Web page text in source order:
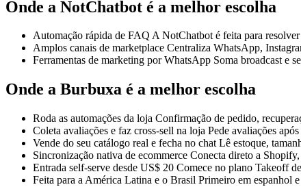
Onde a NotChatbot é a melhor escolha
Automação rápida de FAQ A NotChatbot é feita para
Amplos canais de marketplace Centraliza WhatsApp,
Ferramentas de marketing por WhatsApp Soma broadcast e
Onde a Burbuxa é a melhor escolha
Roda as automações da loja Confirmação de pedido,
Coleta avaliações e faz cross-sell na loja Pede avaliações
Vende do seu catálogo real e fecha no chat Lê estoque,
Sincronização nativa de ecommerce Conecta direto a
Entrada self-serve desde US$ 20 Comece no plano Takeoff
Feita para a América Latina e o Brasil Primeiro em espanhol